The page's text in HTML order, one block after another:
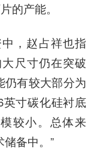
的产能。
，赵占祥也指
尺寸仍在突破
仍有较大部分为
寸碳化硅衬底
较小。总体来
备中。”